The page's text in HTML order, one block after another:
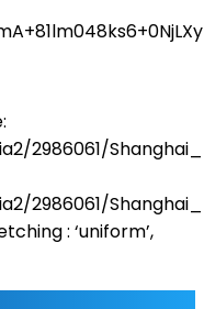
2986061/
2986061/
: ‘uniform’,